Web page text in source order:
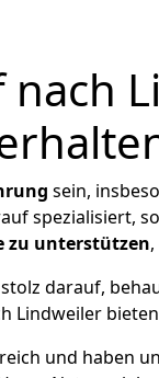
sein,
spezialisiert,
zu unterstützen
darauf,
Lindweiler
und haben